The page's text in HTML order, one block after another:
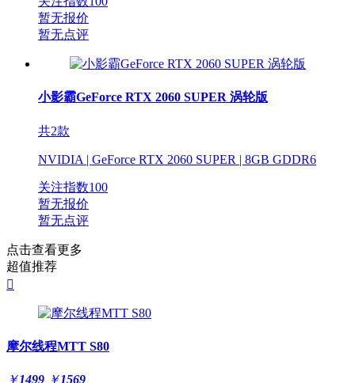
暂无报价
暂无点评
小影霸GeForce RTX 2060 SUPER 涡轮版
共2款
NVIDIA | GeForce RTX 2060 SUPER | 8GB GDDR6
关注指数100
暂无报价
暂无点评
点击查看更多
超值推荐

摩尔线程MTT S80
￥1499 ￥1569